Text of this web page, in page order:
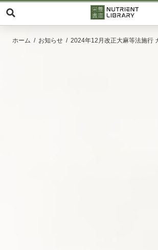
ホーム お知らせ 2024年12月改正大麻等法施行